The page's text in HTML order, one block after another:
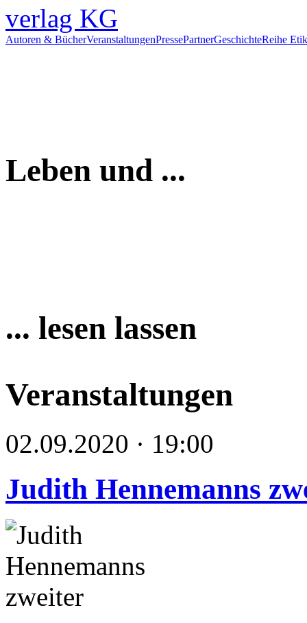
Autoren & BücherVeranstaltungenPressePartnerGeschichteReihe
Leben und ...
... lesen lassen
Veranstaltungen
02.09.2020 · 19:00
Judith Hennemanns